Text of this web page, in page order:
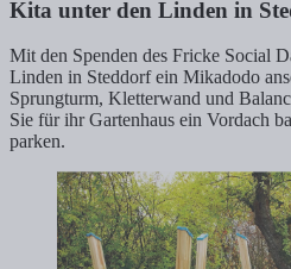
Kita unter den Linden in
Mit den Spenden des Fricke Social
Linden in Steddorf ein Mikadodo
Sprungturm, Kletterwand und
Sie für ihr Gartenhaus ein Vordach
parken.